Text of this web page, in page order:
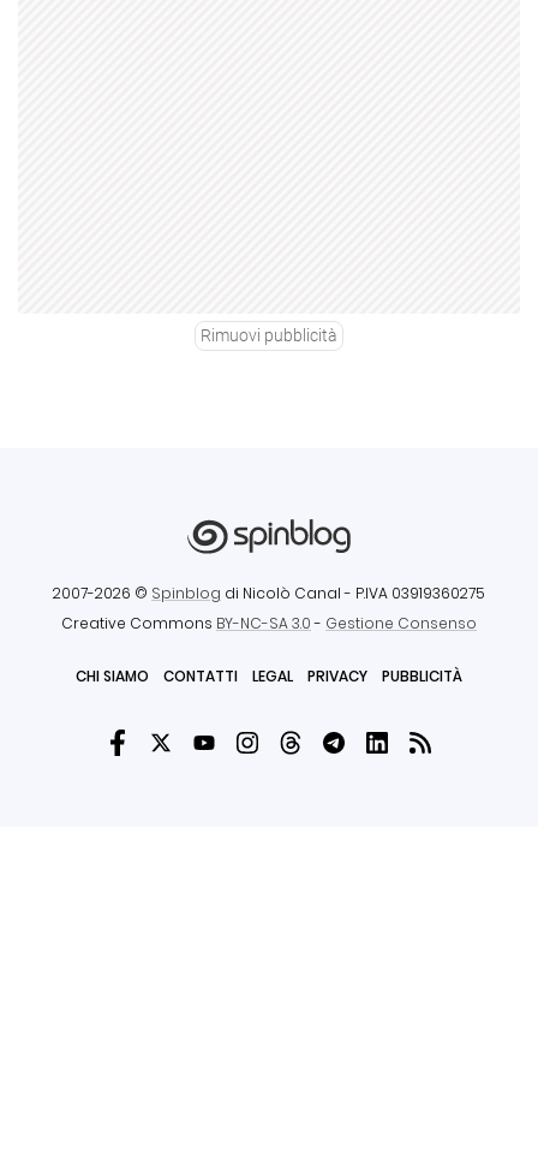
Rimuovi pubblicità
2007-2026 © Spinblog di Nicolò Canal - P.IVA 03919360275
Creative Commons BY-NC-SA 3.0- Gestione Consenso
CHI SIAMO CONTATTI LEGAL PRIVACY PUBBLICITÀ